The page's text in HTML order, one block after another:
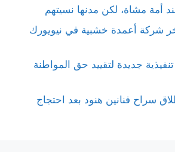
أمة مشاة، لكن مدنها نسيتهم
آخر شركة أعمدة خشبية في نيويورك
جديدة لتقييد حق المواطنة
سراح فنانين هنود بعد احتجاج